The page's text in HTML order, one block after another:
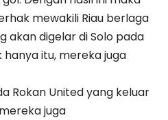
mewakili Riau berlaga
akan digelar di Solo pada
hanya itu, mereka juga
Rokan United yang keluar
juga